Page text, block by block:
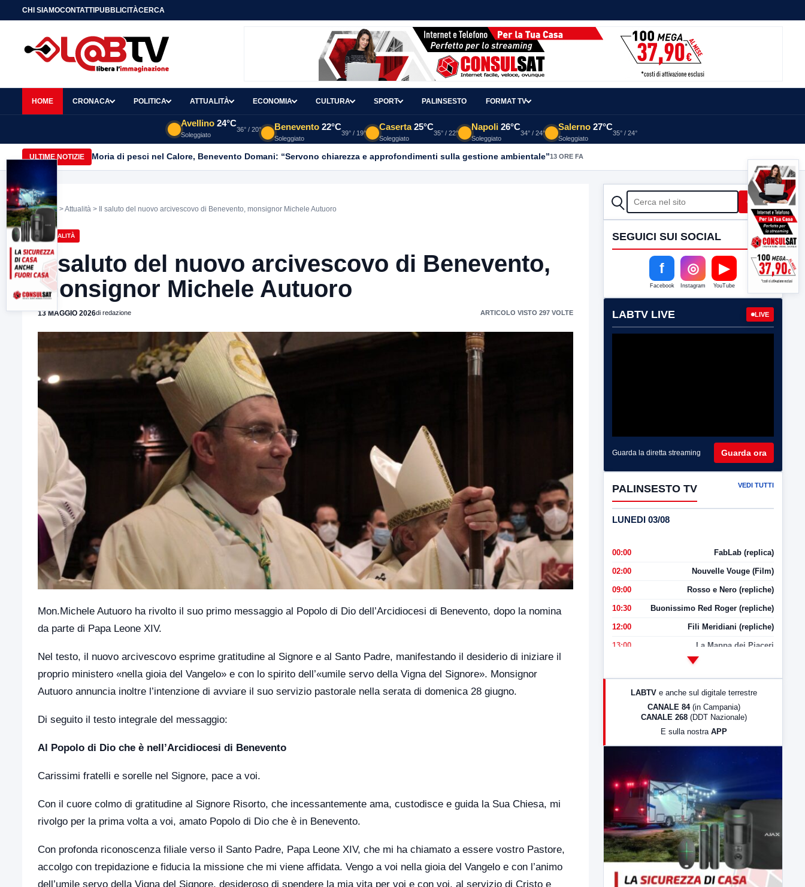
CHI SIAMOCONTATTIPUBBLICITÀCERCA
HOME CRONACA POLITICA ATTUALITÀ ECONOMIA CULTURA SPORT PALINSESTO FORMAT TV
Avellino 24°C
Soleggiato
36° / 20° Benevento 22°C
Soleggiato
39° / 19°
Caserta 25°C
Soleggiato
35° / 22°
Napoli 26°C
Soleggiato
34° / 24°
Salerno 27°C
Soleggiato
35° / 24°
ULTIME NOTIZIE Moria di pesci nel Calore, Benevento Domani: “Servono chiarezza e approfondimenti sulla gestione ambientale”13 ORE FA
Home >Attualità > Il saluto del nuovo arcivescovo di Benevento, monsignor Michele Autuoro
ATTUALITÀ
Il saluto del nuovo arcivescovo di Benevento,
monsignor Michele Autuoro
13 MAGGIO 2026di redazione ARTICOLO VISTO 297 VOLTE
Mon.Michele Autuoro ha rivolto il suo primo messaggio al Popolo di Dio dell’Arcidiocesi di Benevento, dopo la nomina
da parte di Papa Leone XIV.
Nel testo, il nuovo arcivescovo esprime gratitudine al Signore e al Santo Padre, manifestando il desiderio di iniziare il
proprio ministero «nella gioia del Vangelo» e con lo spirito dell’«umile servo della Vigna del Signore». Monsignor
Autuoro annuncia inoltre l’intenzione di avviare il suo servizio pastorale nella serata di domenica 28 giugno.
Di seguito il testo integrale del messaggio:
Al Popolo di Dio che è nell’Arcidiocesi di Benevento
Carissimi fratelli e sorelle nel Signore, pace a voi.
Con il cuore colmo di gratitudine al Signore Risorto, che incessantemente ama, custodisce e guida la Sua Chiesa, mi
rivolgo per la prima volta a voi, amato Popolo di Dio che è in Benevento.
Con profonda riconoscenza filiale verso il Santo Padre, Papa Leone XIV, che mi ha chiamato a essere vostro Pastore,
accolgo con trepidazione e fiducia la missione che mi viene affidata. Vengo a voi nella gioia del Vangelo e con l’animo
dell’umile servo della Vigna del Signore, desideroso di spendere la mia vita per voi e con voi, al servizio di Cristo e
CERCA Cerca
SEGUICI SUI SOCIAL
f
Facebook
◎
Instagram
▶
YouTube
LABTV LIVE LIVE
Guarda la diretta streaming Guarda ora
PALINSESTO TV VEDI TUTTI
LUNEDI 03/08
00:00 FabLab (replica)
02:00 Nouvelle Vouge (Film)
09:00 Rosso e Nero (repliche)
10:30 Buonissimo Red Roger (repliche)
12:00 Fili Meridiani (repliche)
13:00 La Mappa dei Piaceri
LabNews (Diretta)
LABTV e anche sul digitale terrestre
CANALE 84 (in Campania)
CANALE 268 (DDT Nazionale)
E sulla nostra APP